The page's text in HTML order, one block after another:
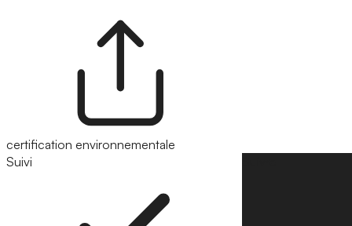
certification environnementale
Suivi